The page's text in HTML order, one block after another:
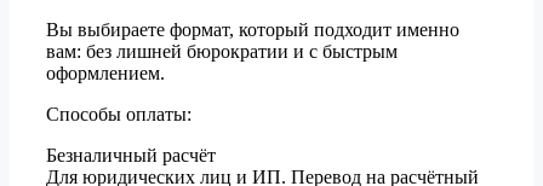
Вы выбираете формат, который подходит именно
вам: без лишней бюрократии и с быстрым
оформлением.
Способы оплаты:
Безналичный расчёт
Для юридических лиц и ИП. Перевод на расчётный